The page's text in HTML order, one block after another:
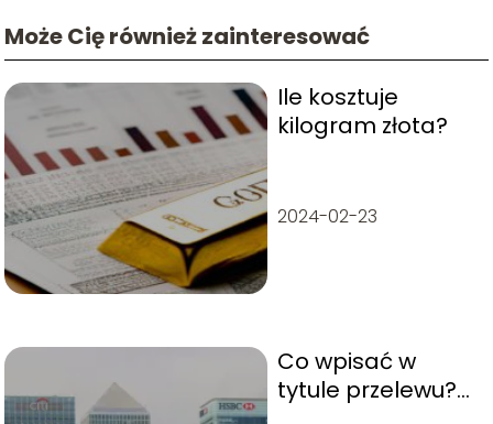
Może Cię również zainteresować
Ile kosztuje
kilogram złota?
2024-02-23
Co wpisać w
tytule przelewu?